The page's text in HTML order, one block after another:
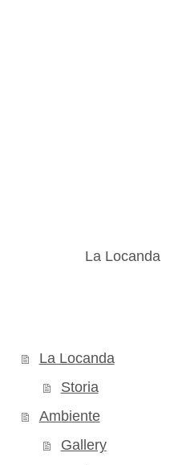
La Locanda
La Locanda
Storia
Ambiente
Gallery